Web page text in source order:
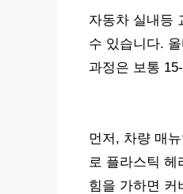
자동차 실내등
수 있습니다.
과정은 보통
먼저, 차량 매
로 플라스틱
힘을 가하면 커